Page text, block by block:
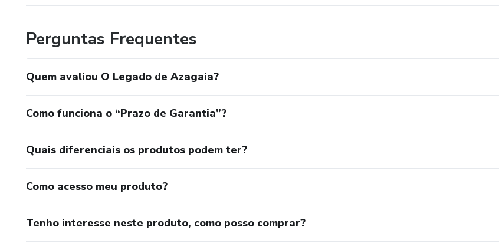
Perguntas Frequentes
Quem avaliou O Legado de Azagaia?
Como funciona o “Prazo de Garantia”?
Quais diferenciais os produtos podem ter?
Como acesso meu produto?
Tenho interesse neste produto, como posso comprar?